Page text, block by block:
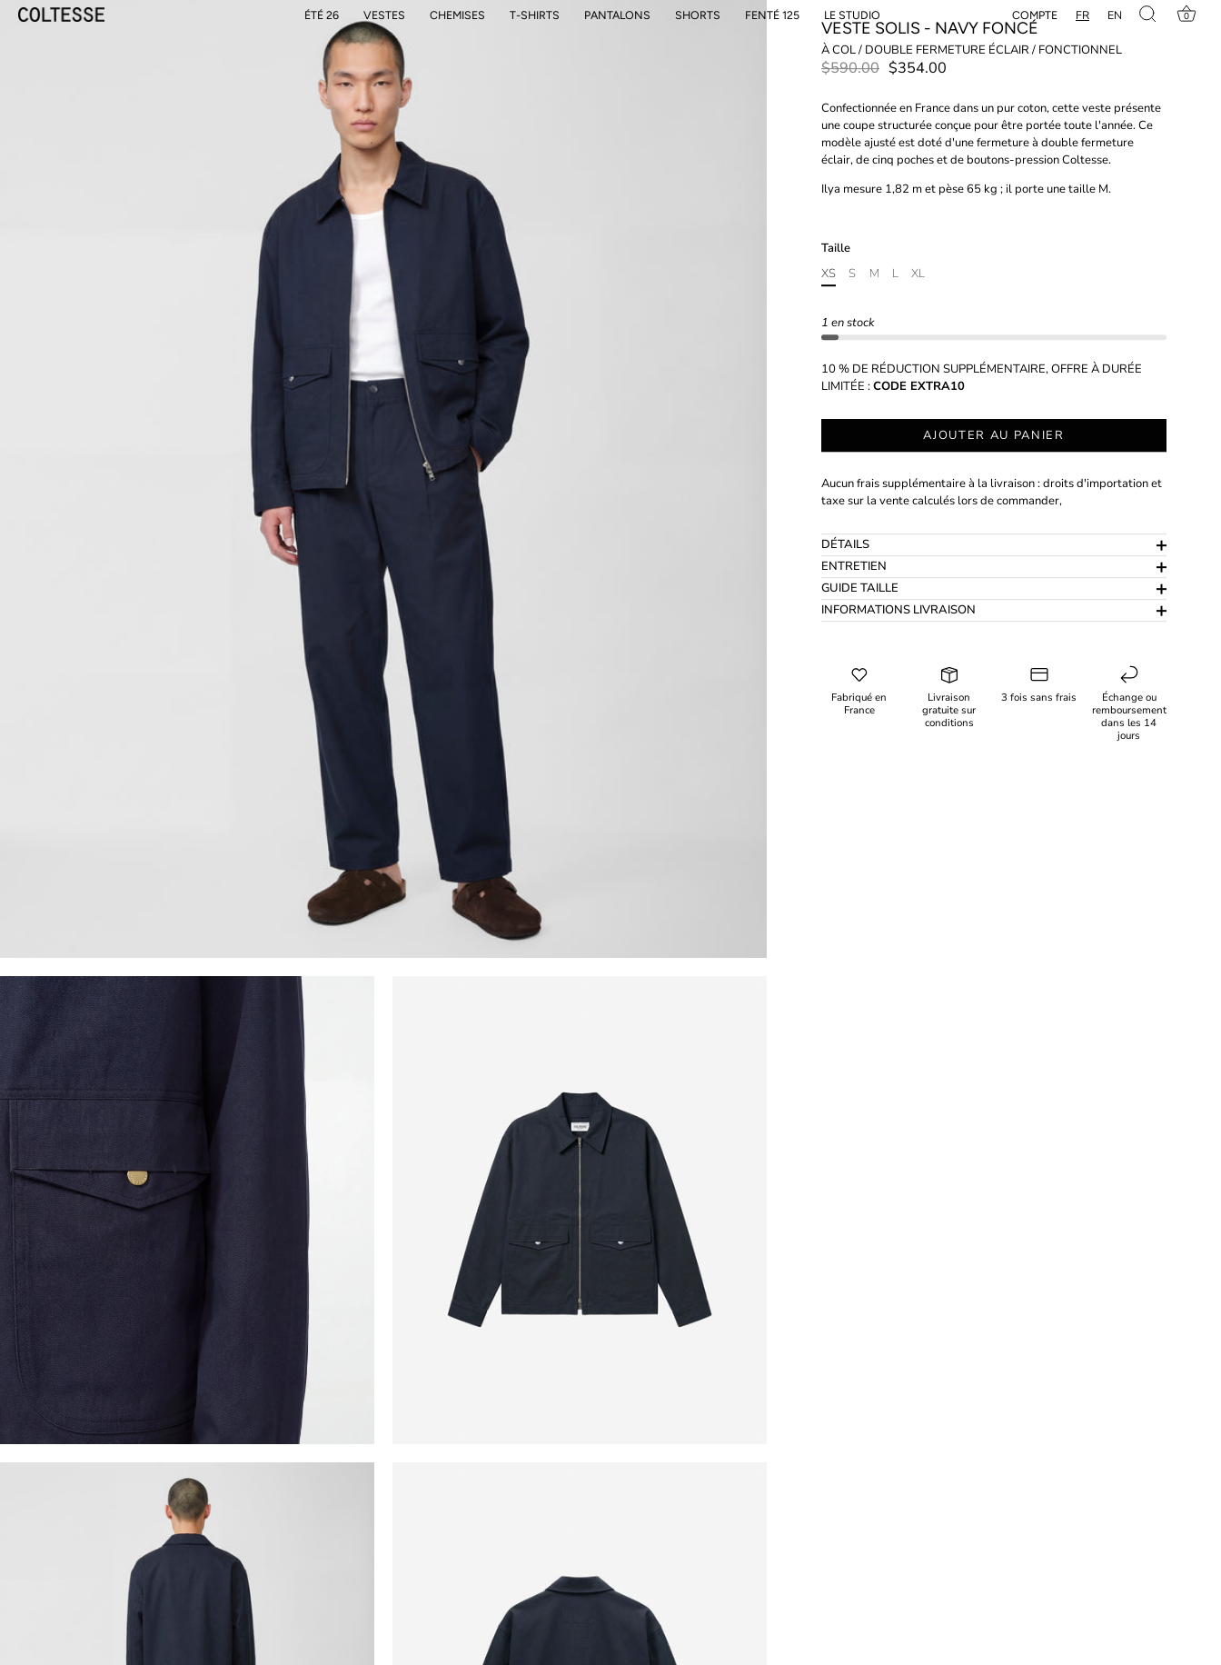
ÉTÉ 26 VESTES CHEMISES T-SHIRTS PANTALONS SHORTS FENTÉ 125 LE STUDIO COMPTE FR EN 0
VESTE SOLIS - NAVY FONCÉ
À COL / DOUBLE FERMETURE ÉCLAIR / FONCTIONNEL
$590.00 $354.00
Confectionnée en France dans un pur coton, cette veste présente
une coupe structurée conçue pour être portée toute l'année. Ce
modèle ajusté est doté d'une fermeture à double fermeture
éclair, de cinq poches et de boutons-pression Coltesse.
Ilya mesure 1,82 m et pèse 65 kg ; il porte une taille M.
Taille
XS
S M L XL
1 en stock
10 % DE RÉDUCTION SUPPLÉMENTAIRE, OFFRE À DURÉE
LIMITÉE :CODE EXTRA10
AJOUTER AU PANIER
Aucun frais supplémentaire à la livraison : droits d'importation et
taxe sur la vente calculés lors de commander,
DÉTAILS
ENTRETIEN
GUIDE TAILLE
INFORMATIONS LIVRAISON
Fabriqué en
France
Livraison
gratuite sur
conditions
3 fois sans frais
Échange ou
remboursement
dans les 14
jours